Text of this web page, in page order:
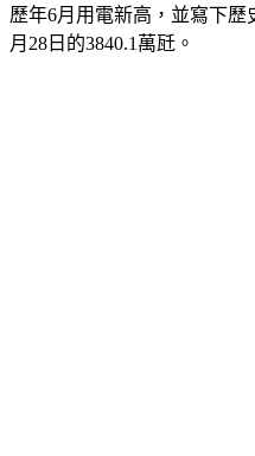
歷年6月用電新高，並寫下
月28日的3840.1萬瓩。